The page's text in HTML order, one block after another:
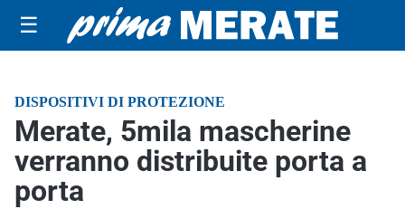
☰
DISPOSITIVI DI PROTEZIONE
Merate, 5mila mascherine
verranno distribuite porta a
porta